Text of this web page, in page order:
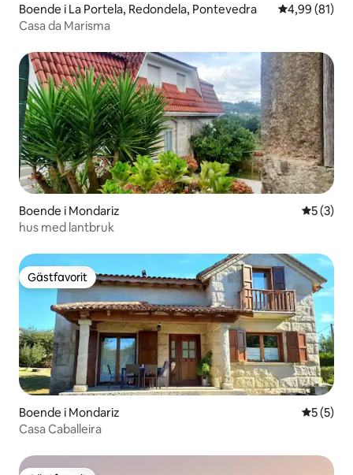
Boende i La Portela, Redondela, Pontevedra 4,99 av 5 i
4,99 (81)
Casa da Marisma
Boende i Mondariz 5 av 5 i
5 (3)
hus med lantbruk
Gästfavorit
Gästfavorit
Boende i Mondariz 5 av 5 i
5 (5)
Casa Caballeira